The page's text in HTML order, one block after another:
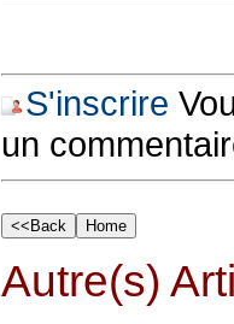
S'inscrire
un
Autre(s)